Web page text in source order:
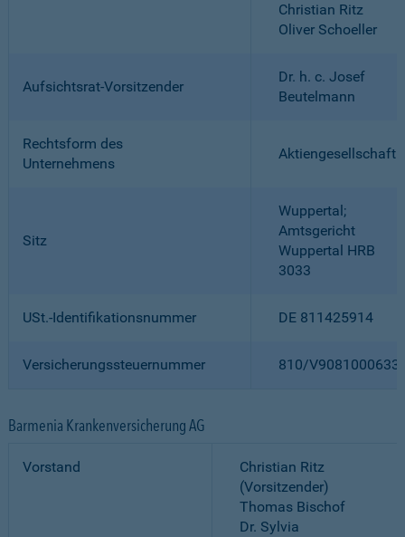
Christian Ritz
Oliver Schoeller
Aufsichtsrat-Vorsitzender
Dr. h. c. Josef
Beutelmann
Rechtsform des
Unternehmens
Aktiengesellschaft
Sitz
Wuppertal;
Amtsgericht
Wuppertal HRB
3033
USt.-Identifikationsnummer DE 811425914
Versicherungssteuernummer 810/
Barmenia Krankenversicherung AG
Vorstand
Christian Ritz
(Vorsitzender)
Thomas Bischof
Dr. Sylvia